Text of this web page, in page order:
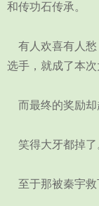
和传功石传承。
有人欢喜有人愁
选手，就成了本次
而最终的奖励却
笑得大牙都掉了
至于那被秦宇救